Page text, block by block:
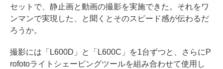
セットで、静止画と動画の撮影を実施できた。それをワ
ンマンで実現した、と聞くとそのスピード感が伝わるだ
ろうか。
撮影には「L600D」と「L600C」を1台ずつと、さらにP
rofotoライトシェーピングツールを組み合わせて使用し